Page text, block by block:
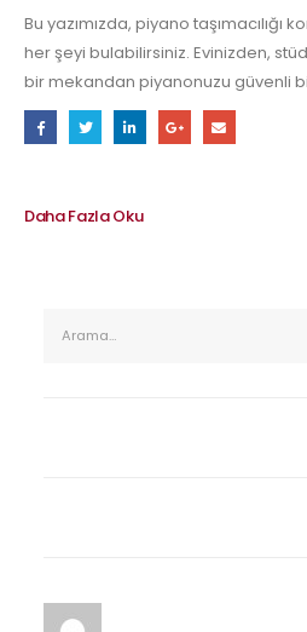
Bu yazımızda, piyano
her şeyi bulabilirsiniz. Evinizden,
bir mekandan piyanonuzu güvenli
Daha Fazla Oku